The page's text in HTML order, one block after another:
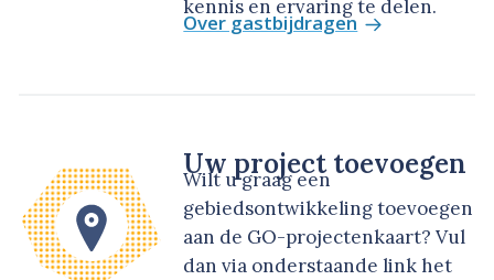
kennis en ervaring te delen.
Over gastbijdragen
Uw project toevoegen
Wilt u graag een
gebiedsontwikkeling toevoegen
aan de GO-projectenkaart? Vul
dan via onderstaande link het